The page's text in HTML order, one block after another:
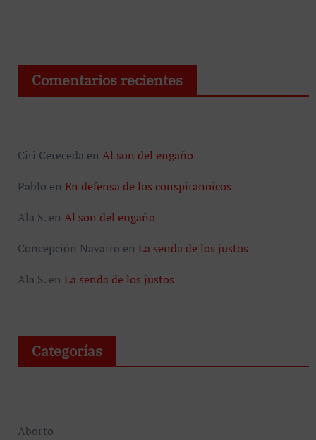
Comentarios recientes
Ciri Cereceda en Al son del engaño
Pablo en En defensa de los conspiranoicos
Ala S.en Al son del engaño
Concepción Navarro en La senda de los justos
Ala S.en La senda de los justos
Categorías
Aborto